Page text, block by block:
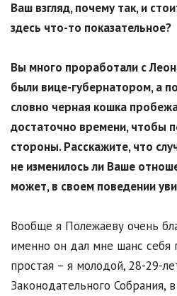
Ваш взгляд, почему так, и
здесь что-то показательное?
Вы много проработали с
были вице-губернатором, а
словно черная кошка
достаточно времени, чтобы
стороны. Расскажите, что
не изменилось ли Ваше
может, в своем поведении
Вообще я Полежаеву очень
именно он дал мне шанс себя
простая – я молодой, 28-29-
Законодательного Собрания,